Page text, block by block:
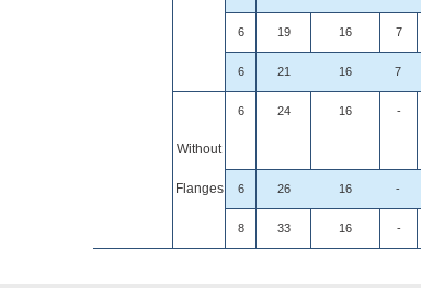
7
16
19
6
7
16
21
6
-
16
24
6
Without
-
16
26
6
Flanges
-
16
33
8